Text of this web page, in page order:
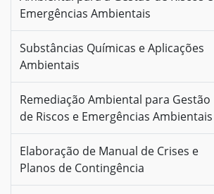
Emergências Ambientais
Substâncias Químicas e Aplicações
Ambientais
Remediação Ambiental para Gestão
de Riscos e Emergências Ambientais
Elaboração de Manual de Crises e
Planos de Contingência